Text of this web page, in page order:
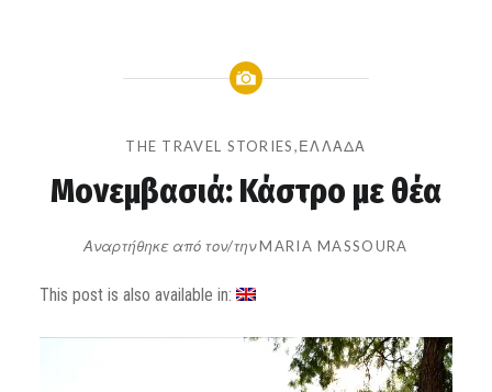
THE TRAVEL STORIES,ΕΛΛΆΔΑ
Μονεμβασιά: Κάστρο με θέα
Αναρτήθηκε από τον/τηνMARIA MASSOURA
This post is also available in: